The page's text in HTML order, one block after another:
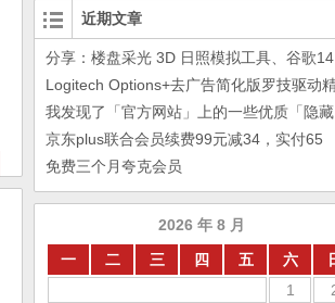
近期文章
京东plus联合会员续费99元减34，实付65
免费三个月夸克会员
2026 年 8 月
一
二 三 四 五 六
1